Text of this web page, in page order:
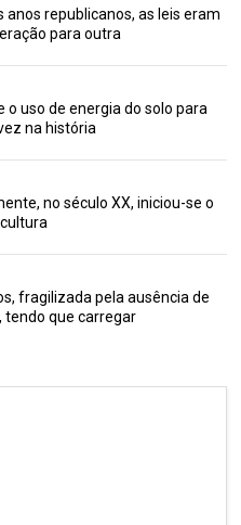
anos republicanos, as leis eram
para outra
o uso de energia do solo para
na história
no século XX, iniciou-se o
fragilizada pela ausência de
tendo que carregar